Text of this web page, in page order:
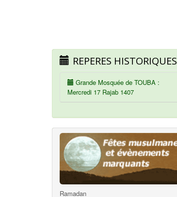
REPERES HISTORIQUES
Grande Mosquée de TOUBA :
Mercredi 17 Rajab 1407
Ramadan